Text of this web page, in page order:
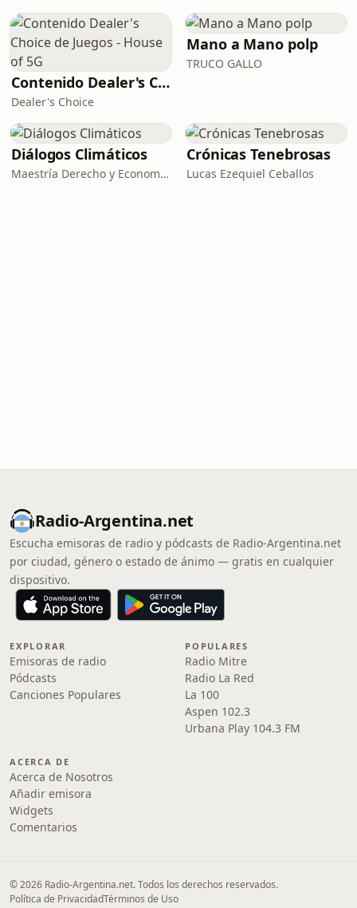
Contenido Dealer's Choice de Juegos - House of 5G
Dealer's Choice
Mano a Mano polp
TRUCO GALLO
Diálogos Climáticos
Maestría Derecho y Economía Cambio Climático
Crónicas Tenebrosas
Lucas Ezequiel Ceballos
Radio-Argentina.net
Escucha emisoras de radio y pódcasts de Radio-Argentina.net
por ciudad, género o estado de ánimo — gratis en cualquier
dispositivo.
EXPLORAR
Emisoras de radio
Pódcasts
Canciones Populares
POPULARES
Radio Mitre
Radio La Red
La 100
Aspen 102.3
Urbana Play 104.3 FM
ACERCA DE
Acerca de Nosotros
Añadir emisora
Widgets
Comentarios
© 2026 Radio-Argentina.net. Todos los derechos reservados.
Política de PrivacidadTérminos de Uso